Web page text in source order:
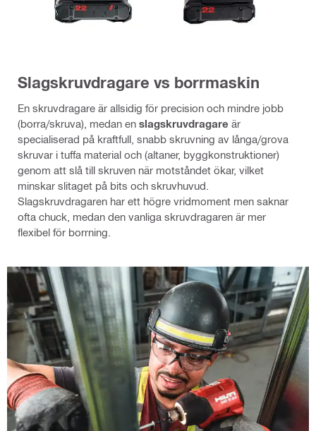
Slagskruvdragare vs borrmaskin
En skruvdragare är allsidig för precision och mindre jobb
(borra/skruva), medan en slagskruvdragare är
specialiserad på kraftfull, snabb skruvning av långa/grova
skruvar i tuffa material och (altaner, byggkonstruktioner)
genom att slå till skruven när motståndet ökar, vilket
minskar slitaget på bits och skruvhuvud.
Slagskruvdragaren har ett högre vridmoment men saknar
ofta chuck, medan den vanliga skruvdragaren är mer
flexibel för borrning.